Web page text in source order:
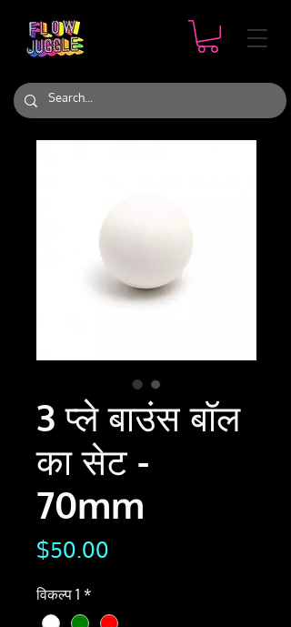
3 प्ले बाउंस बॉल
का सेट -
70mm
$50.00
विकल्प 1 *